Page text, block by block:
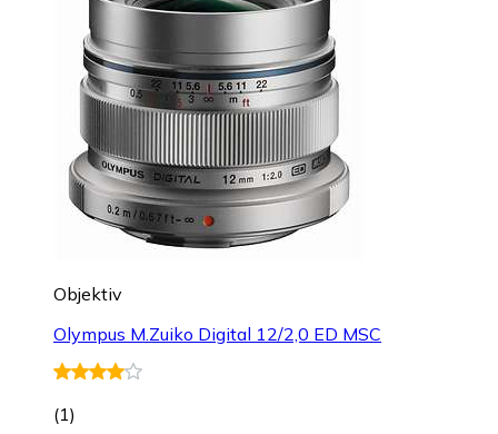
Objektiv
Olympus M.Zuiko Digital 12/2,0 ED MSC
(1)